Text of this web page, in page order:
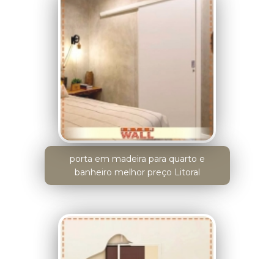
porta em madeira para quarto e
banheiro melhor preço Litoral